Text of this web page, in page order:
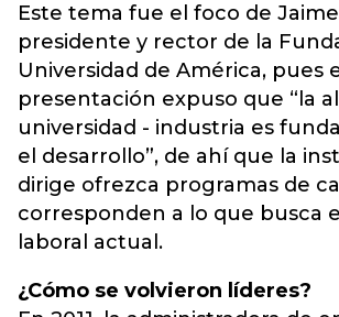
Este tema fue el foco de
presidente y rector de la
Universidad de América, pues
presentación expuso que “la
universidad - industria es
el desarrollo”, de ahí que la
dirige ofrezca programas de
corresponden a lo que busca
laboral actual.
¿Cómo se volvieron líderes?